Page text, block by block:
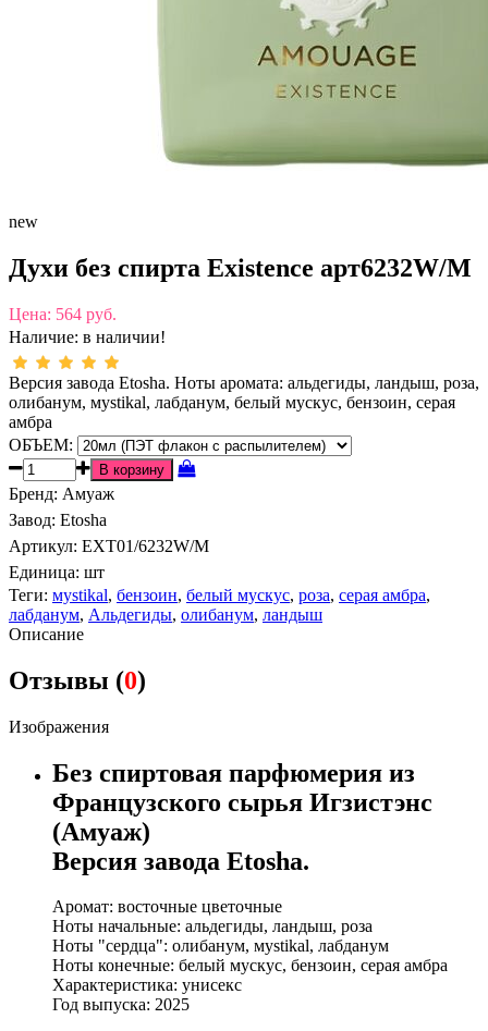
new
Духи без спирта Existence арт6232W/M
Цена: 564 руб.
Наличие: в наличии!
Версия завода Etosha. Ноты аромата: альдегиды, ландыш, роза,
олибанум, мystikal, лабданум, белый мускус, бензоин, серая
амбра
ОБЪЕМ:
Бренд: Амуаж
Завод: Etosha
Артикул: EXT01/6232W/M
Единица: шт
Теги: мystikal, бензоин, белый мускус, роза, серая амбра,
лабданум, Альдегиды, олибанум, ландыш
Описание
Отзывы (0)
Изображения
Без спиртовая парфюмерия из
Французского сырья Игзистэнс
(Амуаж)
Версия завода Etosha.
Аромат: восточные цветочные
Ноты начальные: альдегиды, ландыш, роза
Ноты "сердца": олибанум, мystikal, лабданум
Ноты конечные: белый мускус, бензоин, серая амбра
Характеристика: унисекс
Год выпуска: 2025